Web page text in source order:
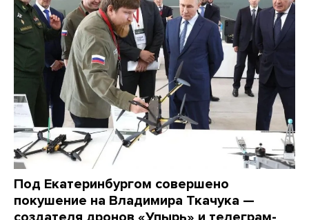
Под Екатеринбургом совершено
покушение на Владимира Ткачука —